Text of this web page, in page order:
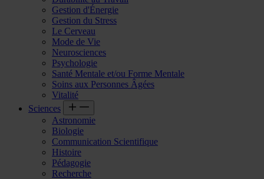
Gestion d'Énergie
Gestion du Stress
Le Cerveau
Mode de Vie
Neurosciences
Psychologie
Santé Mentale et/ou Forme Mentale
Soins aux Personnes Âgées
Vitalité
Sciences
Astronomie
Biologie
Communication Scientifique
Histoire
Pédagogie
Recherche